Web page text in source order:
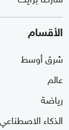
الأقسام
شرق أوسط
عالم
رياضة
الذكاء الاصطناعي